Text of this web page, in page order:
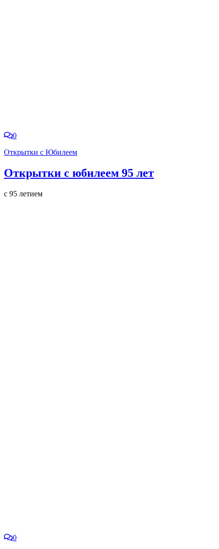
0
Открытки с Юбилеем
Открытки с юбилеем 95 лет
с 95 летием
0